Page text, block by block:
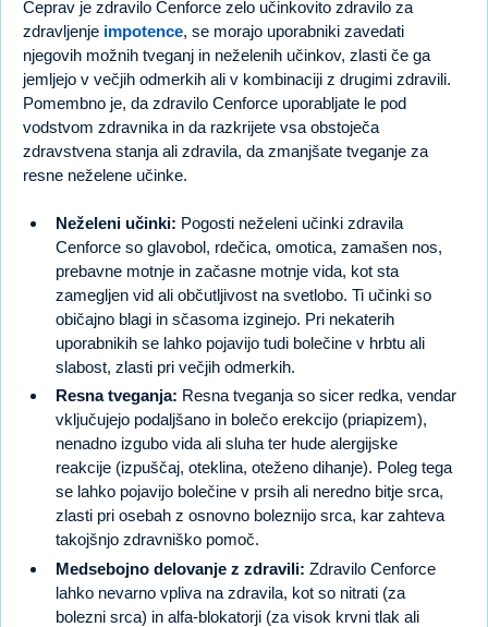
Čeprav je zdravilo Cenforce zelo učinkovito zdravilo za
zdravljenje impotence, se morajo uporabniki zavedati
njegovih možnih tveganj in neželenih učinkov, zlasti če ga
jemljejo v večjih odmerkih ali v kombinaciji z drugimi zdravili.
Pomembno je, da zdravilo Cenforce uporabljate le pod
vodstvom zdravnika in da razkrijete vsa obstoječa
zdravstvena stanja ali zdravila, da zmanjšate tveganje za
resne neželene učinke.
Neželeni učinki: Pogosti neželeni učinki zdravila
Cenforce so glavobol, rdečica, omotica, zamašen nos,
prebavne motnje in začasne motnje vida, kot sta
zamegljen vid ali občutljivost na svetlobo. Ti učinki so
običajno blagi in sčasoma izginejo. Pri nekaterih
uporabnikih se lahko pojavijo tudi bolečine v hrbtu ali
slabost, zlasti pri večjih odmerkih.
Resna tveganja: Resna tveganja so sicer redka, vendar
vključujejo podaljšano in bolečo erekcijo (priapizem),
nenadno izgubo vida ali sluha ter hude alergijske
reakcije (izpuščaj, oteklina, oteženo dihanje). Poleg tega
se lahko pojavijo bolečine v prsih ali neredno bitje srca,
zlasti pri osebah z osnovno boleznijo srca, kar zahteva
takojšnjo zdravniško pomoč.
Medsebojno delovanje z zdravili: Zdravilo Cenforce
lahko nevarno vpliva na zdravila, kot so nitrati (za
bolezni srca) in alfa-blokatorji (za visok krvni tlak ali